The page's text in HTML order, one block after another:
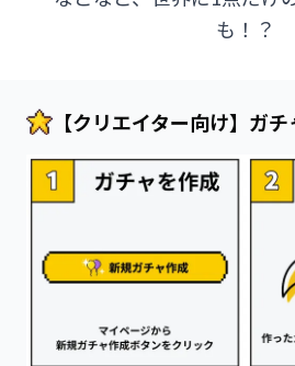
も！？
【クリエイター向け】ガ